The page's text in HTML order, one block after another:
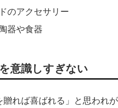
のアクセサリー
器や食器
意識しすぎない
贈れば喜ばれる」と思われ